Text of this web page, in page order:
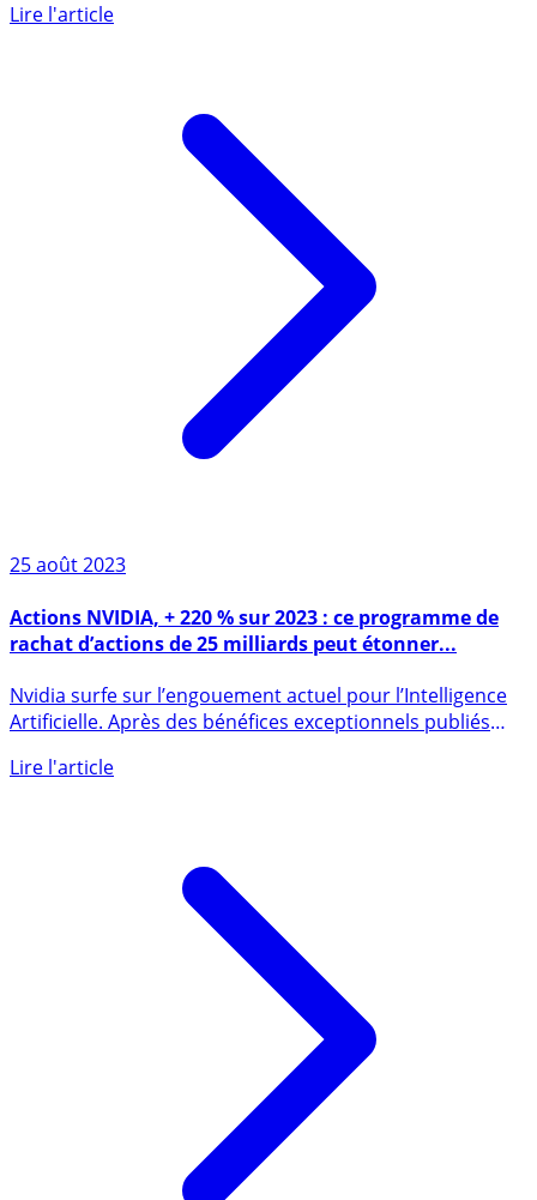
Lire l'article
25 août 2023
Actions NVIDIA, + 220 % sur 2023 : ce programme de
rachat d’actions de 25 milliards peut étonner...
Nvidia surfe sur l’engouement actuel pour l’Intelligence
Artificielle. Après des bénéfices exceptionnels publiés
Lire l'article